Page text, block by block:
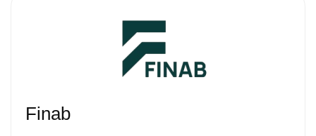
Finab